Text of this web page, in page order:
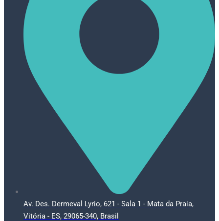
Av. Des. Dermeval Lyrio, 621 - Sala 1 - Mata da Praia,
Vitória - ES, 29065-340, Brasil